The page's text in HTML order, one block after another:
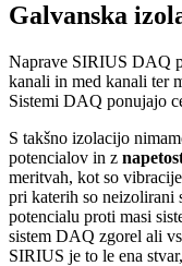
Galvanska
Naprave SIRIUS DAQ
kanali in med kanali ter
Sistemi DAQ ponujajo
S takšno izolacijo
potencialov in z
meritvah, kot so
pri katerih so neizolirani
potencialu proti masi
sistem DAQ zgorel ali
SIRIUS je to le ena